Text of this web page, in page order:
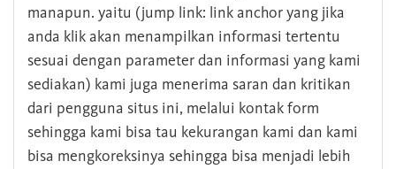
manapun. yaitu (jump link: link anchor yang jika
anda klik akan menampilkan informasi tertentu
sesuai dengan parameter dan informasi yang kami
sediakan) kami juga menerima saran dan kritikan
dari pengguna situs ini, melalui kontak form
sehingga kami bisa tau kekurangan kami dan kami
bisa mengkoreksinya sehingga bisa menjadi lebih